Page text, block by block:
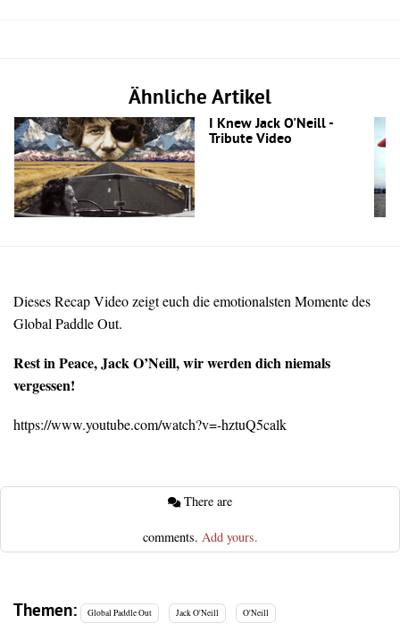
Ähnliche Artikel
I Knew Jack O'Neill -
Tribute Video
Dieses Recap Video zeigt euch die emotionalsten Momente des
Global Paddle Out.
Rest in Peace, Jack O’Neill, wir werden dich niemals
vergessen!
https://www.youtube.com/watch?v=-hztuQ5calk
comments. Add yours.
Themen: Global Paddle Out Jack O'Neill O'Neill